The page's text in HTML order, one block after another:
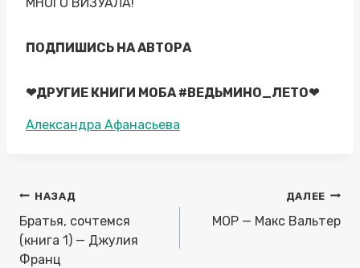
ПОДПИШИСЬ НА АВТОРА
❤ДРУГИЕ КНИГИ МОБА #ВЕДЬМИНО_ЛЕТО❤
Метки
Александра Афанасьева
Навигация
по
записям
НАЗАД
Братья, сочтемся
(книга 1) — Джулия
Франц
ДАЛЕЕ
МОР — Макс Вальтер